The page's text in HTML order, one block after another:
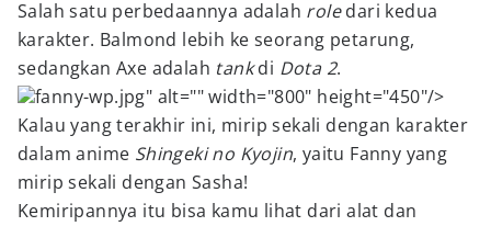
Salah satu perbedaannya adalah roledari kedua
karakter. Balmond lebih ke seorang petarung,
sedangkan Axe adalah tankdi Dota 2.
fanny-wp.jpg" alt="" width="800" height="450"/>
Kalau yang terakhir ini, mirip sekali dengan karakter
dalam anime Shingeki no Kyojin, yaitu Fanny yang
mirip sekali dengan Sasha!
Kemiripannya itu bisa kamu lihat dari alat dan